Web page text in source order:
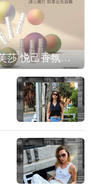
IPSA茵芙莎 悦己香氛凝露上市